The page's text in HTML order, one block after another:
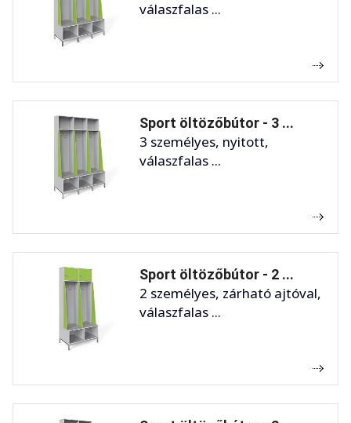
válaszfalas ...
Sport öltözőbútor - 3 ...
3 személyes, nyitott,
válaszfalas ...
Sport öltözőbútor - 2 ...
2 személyes, zárható ajtóval,
válaszfalas ...